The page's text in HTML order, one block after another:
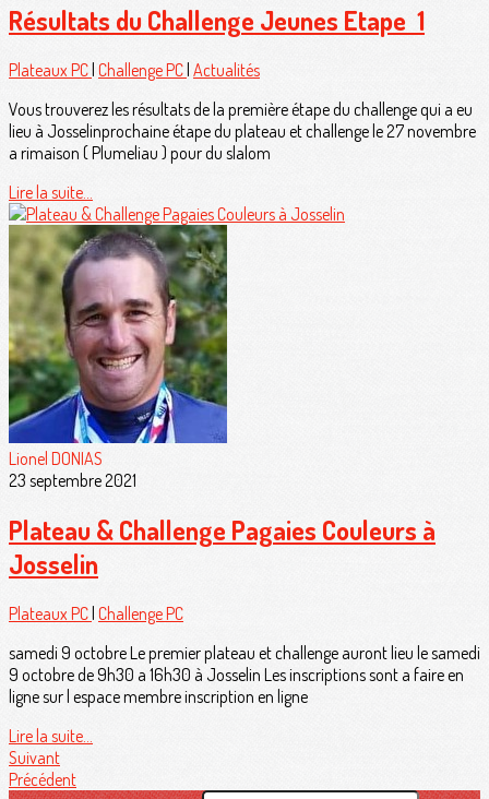
Résultats du Challenge Jeunes Etape 1
Plateaux PC| Challenge PC| Actualités
Vous trouverez les résultats de la première étape du challenge qui a eu
lieu à Josselinprochaine étape du plateau et challenge le 27 novembre
a rimaison ( Plumeliau ) pour du slalom
Lire la suite...
Lionel DONIAS
23 septembre 2021
Plateau & Challenge Pagaies Couleurs à
Josselin
Plateaux PC| Challenge PC
samedi 9 octobre Le premier plateau et challenge auront lieu le samedi
9 octobre de 9h30 a 16h30 à Josselin Les inscriptions sont a faire en
ligne sur l espace membre inscription en ligne
Lire la suite...
Suivant
Précédent